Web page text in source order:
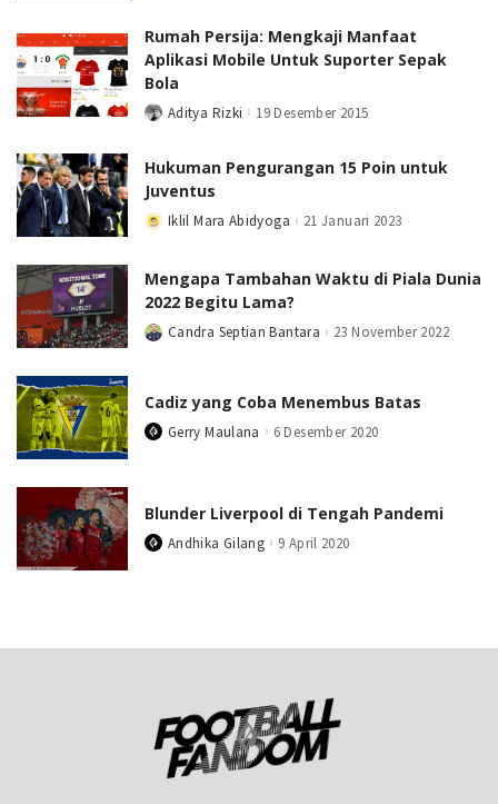
Rumah Persija: Mengkaji Manfaat
Aplikasi Mobile Untuk Suporter Sepak
Bola
PostedAditya Rizki 19 Desember 2015
Hukuman Pengurangan 15 Poin untuk
Juventus
PostedIklil Mara Abidyoga 21 Januari 2023
Mengapa Tambahan Waktu di Piala Dunia
2022 Begitu Lama?
PostedCandra Septian Bantara 23 November 2022
Cadiz yang Coba Menembus Batas
PostedGerry Maulana 6 Desember 2020
Blunder Liverpool di Tengah Pandemi
PostedAndhika Gilang 9 April 2020